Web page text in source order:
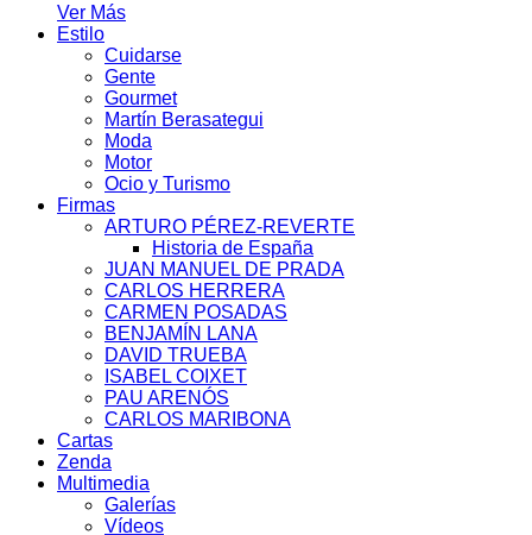
Ver Más
Estilo
Cuidarse
Gente
Gourmet
Martín Berasategui
Moda
Motor
Ocio y Turismo
Firmas
ARTURO PÉREZ-REVERTE
Historia de España
JUAN MANUEL DE PRADA
CARLOS HERRERA
CARMEN POSADAS
BENJAMÍN LANA
DAVID TRUEBA
ISABEL COIXET
PAU ARENÓS
CARLOS MARIBONA
Cartas
Zenda
Multimedia
Galerías
Vídeos